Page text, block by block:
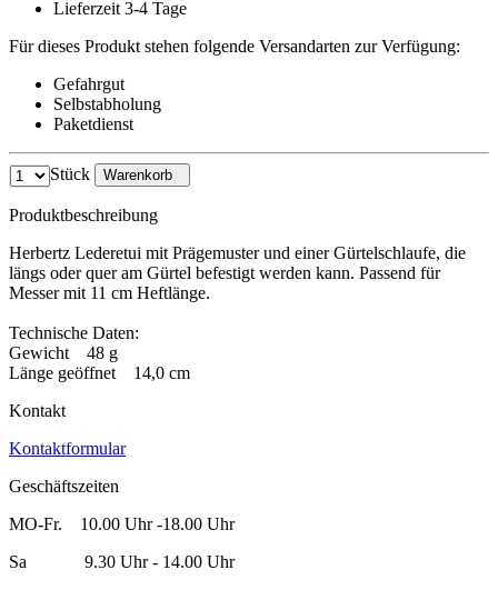
Lieferzeit 3-4 Tage
Für dieses Produkt stehen folgende Versandarten zur Verfügung:
Gefahrgut
Selbstabholung
Paketdienst
Stück Warenkorb
Produktbeschreibung
Herbertz Lederetui mit Prägemuster und einer Gürtelschlaufe, die
längs oder quer am Gürtel befestigt werden kann. Passend für
Messer mit 11 cm Heftlänge.
Technische Daten:
Gewicht 48 g
Länge geöffnet 14,0 cm
Kontakt
Kontaktformular
Geschäftszeiten
MO-Fr. 10.00 Uhr -18.00 Uhr
Sa 9.30 Uhr - 14.00 Uhr